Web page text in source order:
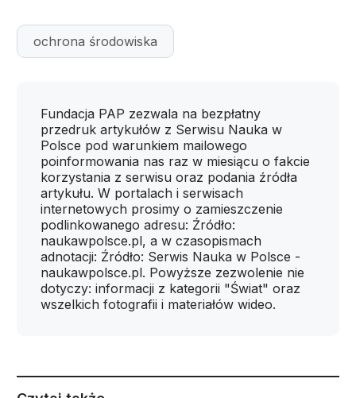
ochrona środowiska
Fundacja PAP zezwala na bezpłatny
przedruk artykułów z Serwisu Nauka w
Polsce pod warunkiem mailowego
poinformowania nas raz w miesiącu o fakcie
korzystania z serwisu oraz podania źródła
artykułu. W portalach i serwisach
internetowych prosimy o zamieszczenie
podlinkowanego adresu: Źródło:
naukawpolsce.pl, a w czasopismach
adnotacji: Źródło: Serwis Nauka w Polsce -
naukawpolsce.pl. Powyższe zezwolenie nie
dotyczy: informacji z kategorii "Świat" oraz
wszelkich fotografii i materiałów wideo.